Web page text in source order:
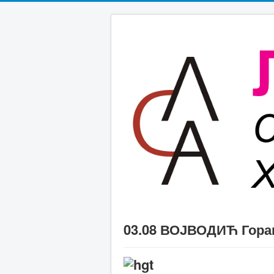
03.08 ВОЈВОДИЋ